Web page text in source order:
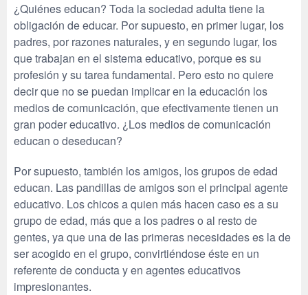
¿Quiénes educan? Toda la sociedad adulta tiene la
obligación de educar. Por supuesto, en primer lugar, los
padres, por razones naturales, y en segundo lugar, los
que trabajan en el sistema educativo, porque es su
profesión y su tarea fundamental. Pero esto no quiere
decir que no se puedan implicar en la educación los
medios de comunicación, que efectivamente tienen un
gran poder educativo. ¿Los medios de comunicación
educan o deseducan?
Por supuesto, también los amigos, los grupos de edad
educan. Las pandillas de amigos son el principal agente
educativo. Los chicos a quien más hacen caso es a su
grupo de edad, más que a los padres o al resto de
gentes, ya que una de las primeras necesidades es la de
ser acogido en el grupo, convirtiéndose éste en un
referente de conducta y en agentes educativos
impresionantes.